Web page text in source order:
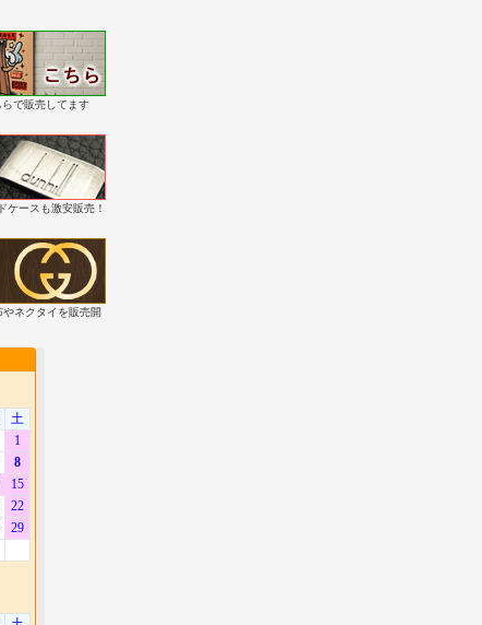
で販売してます
ケースも激安販売！
ネクタイを販売開